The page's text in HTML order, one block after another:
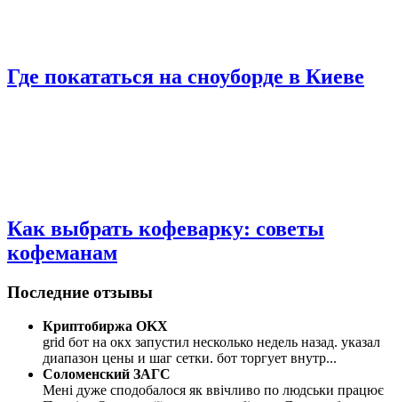
Где покататься на сноуборде в Киеве
Как выбрать кофеварку: советы
кофеманам
Последние отзывы
Криптобиржа OKX
grid бот на окх запустил несколько недель назад. указал
диапазон цены и шаг сетки. бот торгует внутр...
Соломенский ЗАГС
Мені дуже сподобалося як ввічливо по людськи працює